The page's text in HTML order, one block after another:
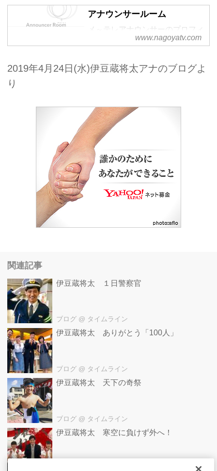
アナウンサールーム
メ～テレアナウンサーのプロフィ
ールページです。www.nagoyatv.com
2019年4月24日(水)伊豆蔵将太アナのブログよ
り
関連記事
伊豆蔵将太 １日警察官
ブログ @ タイムライン
伊豆蔵将太 ありがとう「100人」
ブログ @ タイムライン
伊豆蔵将太 天下の奇祭
ブログ @ タイムライン
伊豆蔵将太 寒空に負けず外へ！